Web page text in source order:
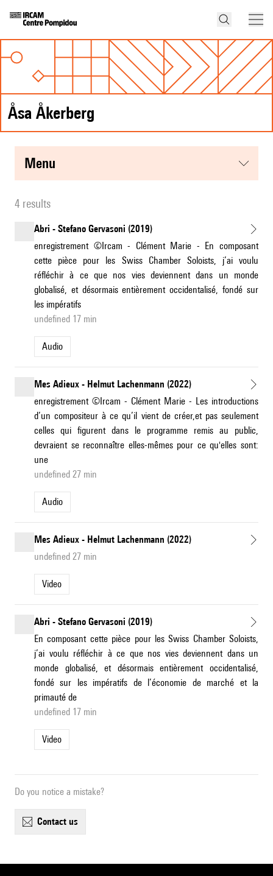
Åsa Åkerberg
menu
4 results
Abri - Stefano Gervasoni (2019)
enregistrement ©Ircam - Clément Marie - En composant
cette pièce pour les Swiss Chamber Soloists, j’ai voulu
réfléchir à ce que nos vies deviennent dans un monde
globalisé, et désormais entièrement occidentalisé, fondé sur
les impératifs
undefined 17 min
Audio
Mes Adieux - Helmut Lachenmann (2022)
enregistrement ©Ircam - Clément Marie - Les introductions
d’un compositeur à ce qu’il vient de créer,et pas seulement
celles qui figurent dans le programme remis au public,
devraient se reconnaître elles-mêmes pour ce qu'elles sont:
une
undefined 27 min
Audio
Mes Adieux - Helmut Lachenmann (2022)
undefined 27 min
Video
Abri - Stefano Gervasoni (2019)
En composant cette pièce pour les Swiss Chamber Soloists,
j’ai voulu réfléchir à ce que nos vies deviennent dans un
monde globalisé, et désormais entièrement occidentalisé,
fondé sur les impératifs de l’économie de marché et la
primauté de
undefined 17 min
Video
Do you notice a mistake?
contact us